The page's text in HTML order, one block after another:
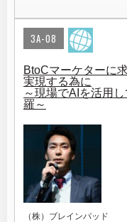
3A-08
BtoCマーケターに
実現する為に
～現場でAIを活用
羅～
（株）ブレインパッド